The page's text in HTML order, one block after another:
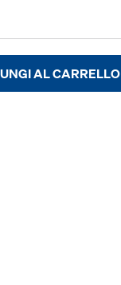
AL CARRELLO